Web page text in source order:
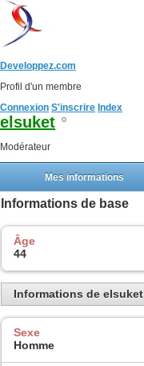
Developpez.com
Profil d'un membre
Connexion S'inscrire Index
elsuket
Modérateur
Mes informations
Informations de base
Âge
44
Informations de elsuket
Sexe
Homme